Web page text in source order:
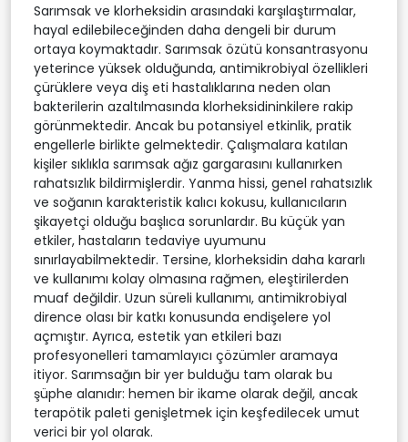
Sarımsak ve klorheksidin arasındaki karşılaştırmalar,
hayal edilebileceğinden daha dengeli bir durum
ortaya koymaktadır. Sarımsak özütü konsantrasyonu
yeterince yüksek olduğunda, antimikrobiyal özellikleri
çürüklere veya diş eti hastalıklarına neden olan
bakterilerin azaltılmasında klorheksidininkilere rakip
görünmektedir. Ancak bu potansiyel etkinlik, pratik
engellerle birlikte gelmektedir. Çalışmalara katılan
kişiler sıklıkla sarımsak ağız gargarasını kullanırken
rahatsızlık bildirmişlerdir. Yanma hissi, genel rahatsızlık
ve soğanın karakteristik kalıcı kokusu, kullanıcıların
şikayetçi olduğu başlıca sorunlardır. Bu küçük yan
etkiler, hastaların tedaviye uyumunu
sınırlayabilmektedir. Tersine, klorheksidin daha kararlı
ve kullanımı kolay olmasına rağmen, eleştirilerden
muaf değildir. Uzun süreli kullanımı, antimikrobiyal
dirence olası bir katkı konusunda endişelere yol
açmıştır. Ayrıca, estetik yan etkileri bazı
profesyonelleri tamamlayıcı çözümler aramaya
itiyor. Sarımsağın bir yer bulduğu tam olarak bu
şüphe alanıdır: hemen bir ikame olarak değil, ancak
terapötik paleti genişletmek için keşfedilecek umut
verici bir yol olarak.